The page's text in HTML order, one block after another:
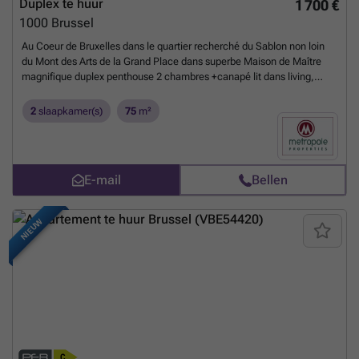
1 700 €
Duplex te huur
1000 Brussel
Au Coeur de Bruxelles dans le quartier recherché du Sablon non loin
du Mont des Arts de la Grand Place dans superbe Maison de Maître
magnifique duplex penthouse 2 chambres +canapé lit dans living,
comprenant : living/ salle à manger, cuisine US super équipée, 2
chambres, salle de douches A proximité de la gare centrale et des
commerces, ### BAIL SOCIETE OK . .A visiter sans tarder !!!!
###Meer weten?
2 slaapkamer(s) 75 m²
E-mail Bellen
NIEUW